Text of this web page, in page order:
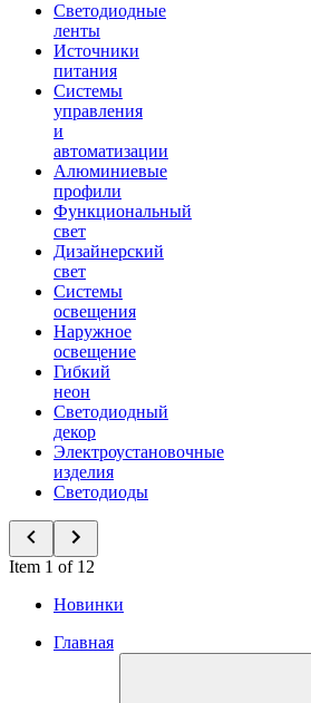
Светодиодные
ленты
Источники
питания
Системы
управления
и
автоматизации
Алюминиевые
профили
Функциональный
свет
Дизайнерский
свет
Системы
освещения
Наружное
освещение
Гибкий
неон
Светодиодный
декор
Электроустановочные
изделия
Светодиоды
Item 1 of 12
Новинки
Главная